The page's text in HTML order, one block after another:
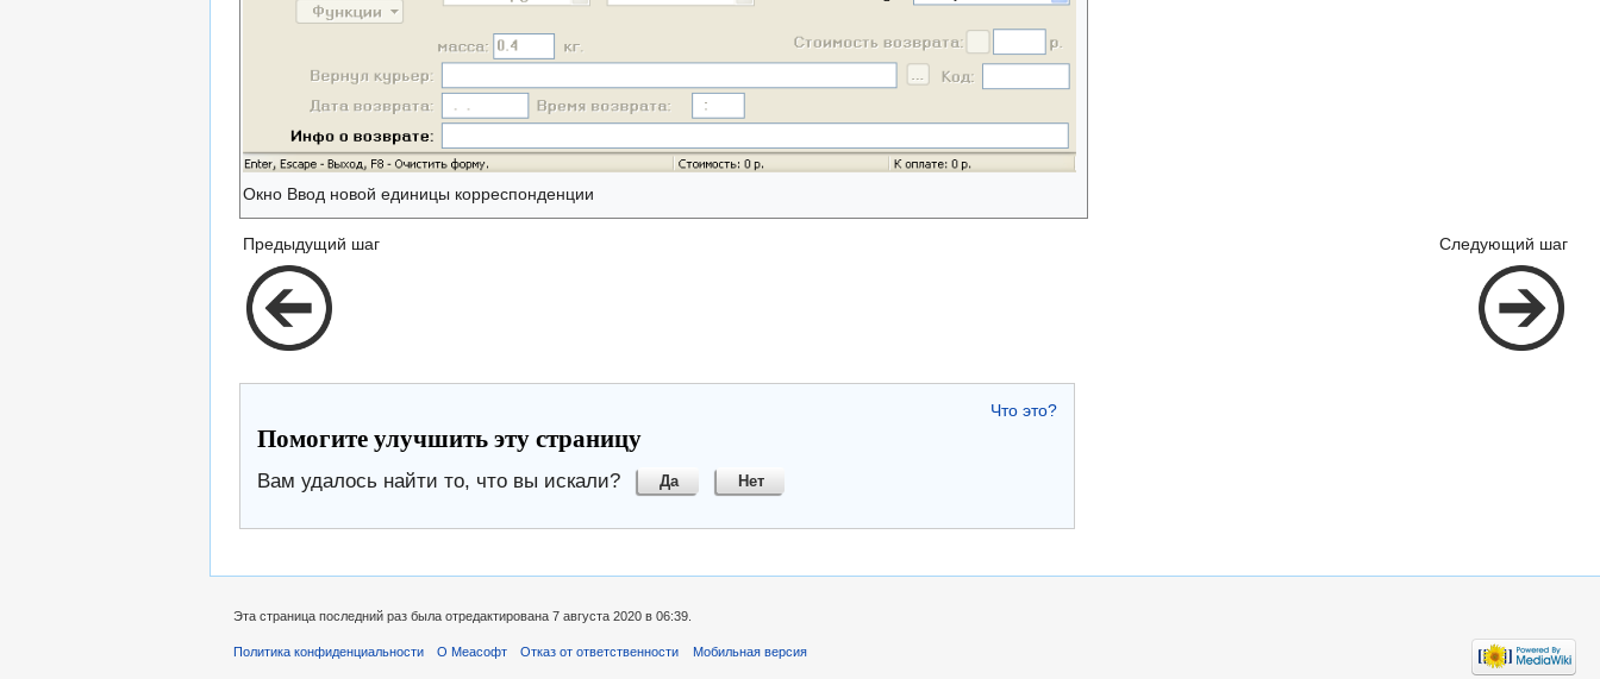
Окно Ввод новой единицы корреспонденции
Предыдущий шаг Следующий шаг
Помогите улучшить эту страницу
Что это?
Вам удалось найти то, что вы искали? Да Нет
Эта страница последний раз была отредактирована 7 августа 2020 в 06:39.
Политика конфиденциальности О Меасофт Отказ от ответственности Мобильная версия